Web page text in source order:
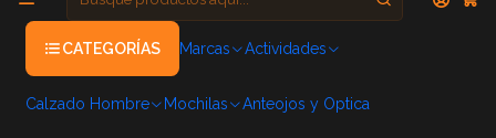
CATEGORÍAS Marcas Actividades
Calzado Hombre Mochilas Anteojos y Optica